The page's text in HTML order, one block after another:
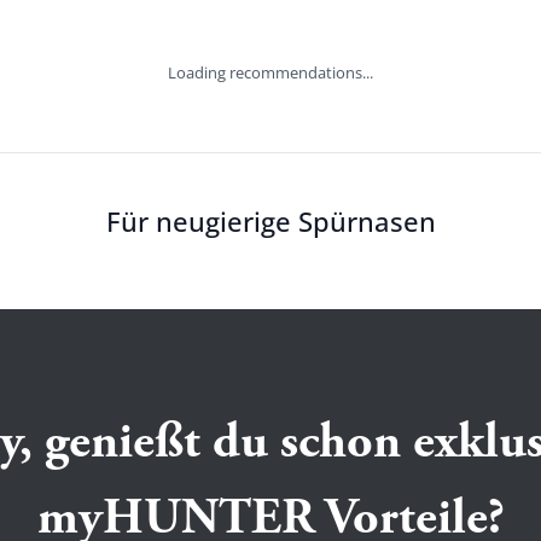
Loading recommendations...
Für neugierige Spürnasen
genießt du schon
myHUNTER Vorteile?